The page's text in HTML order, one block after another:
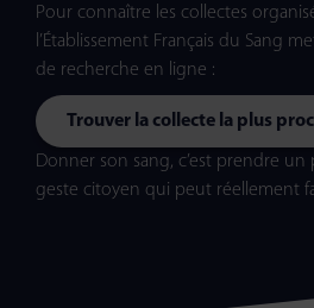
Pour connaître les collectes
l’Établissement Français du Sang
de recherche en ligne :
Trouver la collecte la plus
Donner son sang, c’est prendre
geste citoyen qui peut réellement